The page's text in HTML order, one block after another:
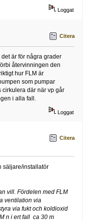
Loggat
Citera
är för några grader
återvinningen den
hur FLM är
som pumpar
cirkulera där när vp går
i alla fall.
Loggat
Citera
säljare/installatör
vill. Fördelen med FLM
ventilation via
via fukt och koldioxid
n i ert fall ca 30 m